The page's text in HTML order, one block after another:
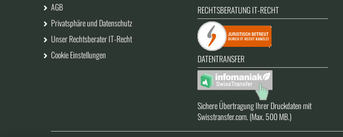
AGB
Privatsphäre und Datenschutz
Unser Rechtsberater IT-Recht
Cookie Einstellungen
RECHTSBERATUNG IT-RECHT
DATENTRANSFER
Sichere Übertragung Ihrer Druckdaten mit
Swisstransfer.com. (Max. 500 MB.)